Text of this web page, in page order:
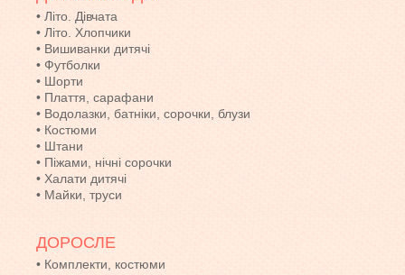
• Літо. Дівчата
• Літо. Хлопчики
• Вишиванки дитячі
• Футболки
• Шорти
• Плаття, сарафани
• Водолазки, батніки, сорочки, блузи
• Костюми
• Штани
• Піжами, нічні сорочки
• Халати дитячі
• Майки, труси
ДОРОСЛЕ
• Комплекти, костюми